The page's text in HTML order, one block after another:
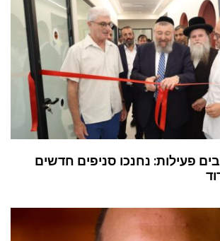
פעילות: נחנכו סניפים חדשים